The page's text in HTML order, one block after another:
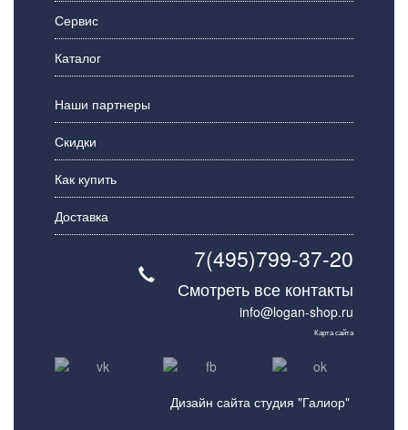
Сервис
Каталог
Наши партнеры
Скидки
Как купить
Доставка
7(495)799-37-20
Смотреть все контакты
info@logan-shop.ru
Карта сайта
Дизайн сайта студия "Галиор"